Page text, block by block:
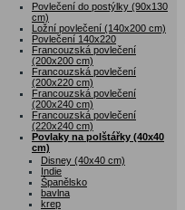
Povlečení do postýlky (90x130
cm)
Ložní povlečení (140x200 cm)
Povlečení 140x220
Francouzská povlečení
(200x200 cm)
Francouzská povlečení
(200x220 cm)
Francouzská povlečení
(200x240 cm)
Francouzská povlečení
(220x240 cm)
Povlaky na polštářky (40x40
cm)
Disney (40x40 cm)
Indie
Španělsko
bavlna
krep